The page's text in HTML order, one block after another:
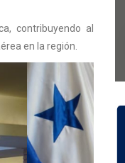
contribuyendo al
en la región.